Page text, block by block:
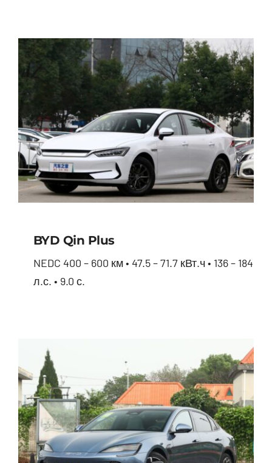
BYD Qin Plus
NEDC 400 – 600 км • 47.5 – 71.7 кВт.ч • 136 – 184
л.с. • 9.0 с.